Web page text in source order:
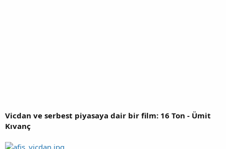
Vicdan ve serbest piyasaya dair bir film: 16 Ton - Ümit
Kıvanç